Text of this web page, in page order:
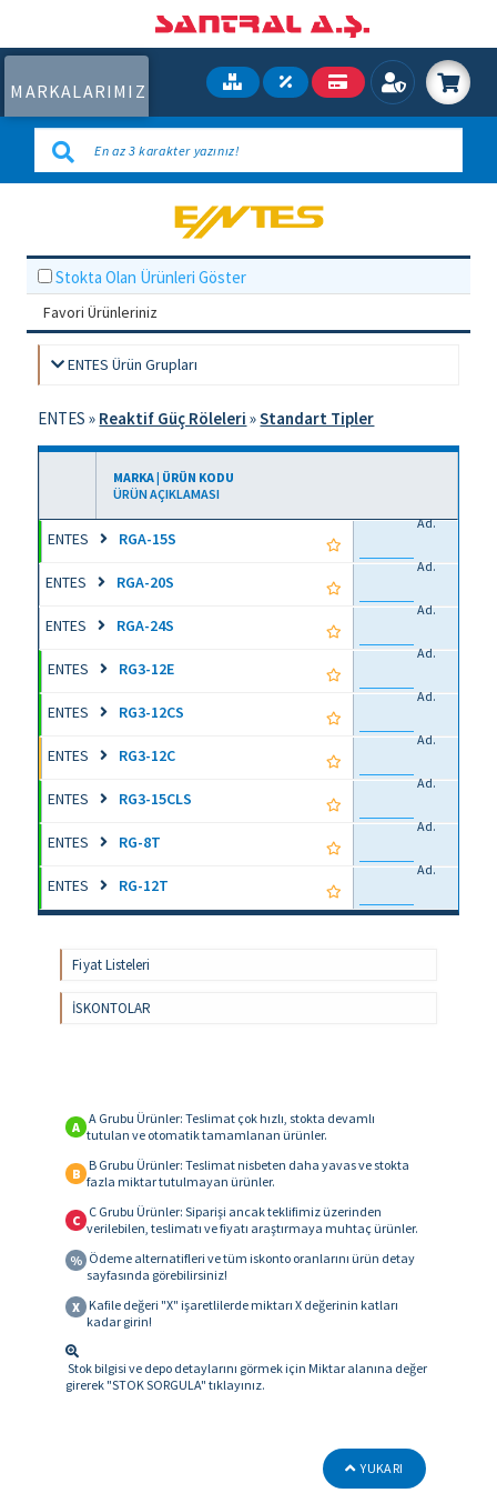
MARKALARIMIZ
Stokta Olan Ürünleri Göster
Favori Ürünleriniz
ENTES Ürün Grupları
ENTES » Reaktif Güç Röleleri »Standart Tipler
MARKA | ÜRÜN KODU
ÜRÜN AÇIKLAMASI
ENTES RGA-15S
Ad.
ENTES RGA-20S
Ad.
ENTES RGA-24S
Ad.
ENTES RG3-12E
Ad.
ENTES RG3-12CS
Ad.
ENTES RG3-12C
Ad.
ENTES RG3-15CLS
Ad.
ENTES RG-8T
Ad.
ENTES RG-12T
Ad.
Fiyat Listeleri
İSKONTOLAR
A A Grubu Ürünler: Teslimat çok hızlı, stokta devamlı
tutulan ve otomatik tamamlanan ürünler.
B B Grubu Ürünler: Teslimat nisbeten daha yavas ve stokta
fazla miktar tutulmayan ürünler.
C C Grubu Ürünler: Siparişi ancak teklifimiz üzerinden
verilebilen, teslimatı ve fiyatı araştırmaya muhtaç ürünler.
% Ödeme alternatifleri ve tüm iskonto oranlarını ürün detay
sayfasında görebilirsiniz!
X Kafile değeri "X" işaretlilerde miktarı X değerinin katları
kadar girin!
Stok bilgisi ve depo detaylarını görmek için Miktar alanına değer
girerek "STOK SORGULA" tıklayınız.
YUKARI